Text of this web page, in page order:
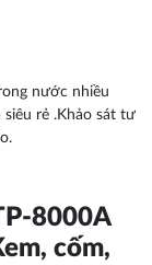
nước nhiều
rẻ .Khảo sát tư
8000A
cốm,